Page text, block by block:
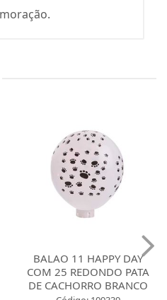
BALAO 11 HAPPY DAY
COM 25 REDONDO PATA
DE CACHORRO BRANCO